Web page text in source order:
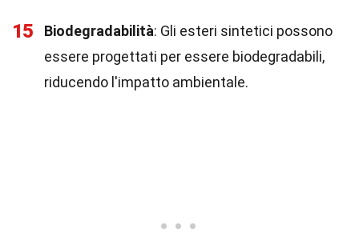
15 Biodegradabilità: Gli esteri sintetici possono
essere progettati per essere biodegradabili,
riducendo l'impatto ambientale.